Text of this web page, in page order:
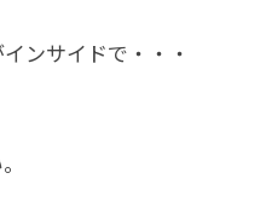
ンサイドで・・・